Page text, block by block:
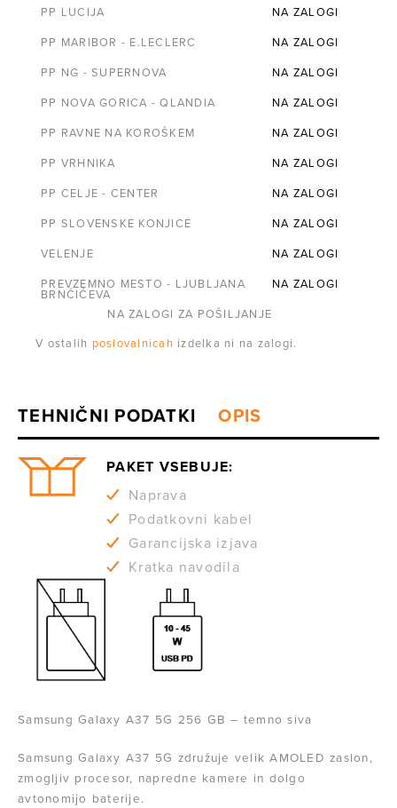
PP LUCIJA NA ZALOGI
PP MARIBOR - E.LECLERC NA ZALOGI
PP NG - SUPERNOVA NA ZALOGI
PP NOVA GORICA - QLANDIA NA ZALOGI
PP RAVNE NA KOROŠKEM NA ZALOGI
PP VRHNIKA NA ZALOGI
PP CELJE - CENTER NA ZALOGI
PP SLOVENSKE KONJICE NA ZALOGI
VELENJE NA ZALOGI
PREVZEMNO MESTO - LJUBLJANA
BRNČIČEVA
NA ZALOGI
NA ZALOGI ZA POŠILJANJE
V ostalih poslovalnicah izdelka ni na zalogi.
PAKET VSEBUJE:
Naprava
Podatkovni kabel
Garancijska izjava
Kratka navodila
Samsung Galaxy A37 5G 256 GB – temno siva
Samsung Galaxy A37 5G združuje velik AMOLED zaslon,
zmogljiv procesor, napredne kamere in dolgo
avtonomijo baterije.